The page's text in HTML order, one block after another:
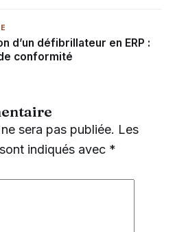
d’un défibrillateur en ERP :
conformité
sera pas publiée. Les
indiqués avec *